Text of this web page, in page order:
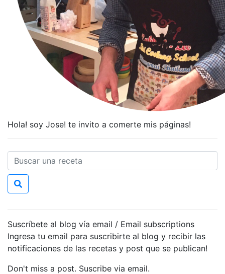
Hola! soy Jose! te invito a comerte mis páginas!
Suscríbete al blog vía email / Email subscriptions
Ingresa tu email para suscribirte al blog y recibir las
notificaciones de las recetas y post que se publican!
Don't miss a post. Suscribe via email.